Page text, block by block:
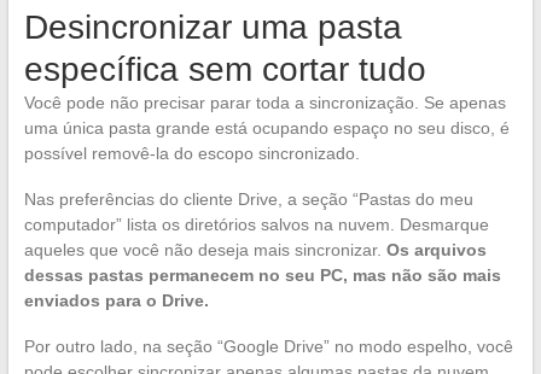
Desincronizar uma pasta
específica sem cortar tudo
Você pode não precisar parar toda a sincronização. Se apenas
uma única pasta grande está ocupando espaço no seu disco, é
possível removê-la do escopo sincronizado.
Nas preferências do cliente Drive, a seção “Pastas do meu
computador” lista os diretórios salvos na nuvem. Desmarque
aqueles que você não deseja mais sincronizar. Os arquivos
dessas pastas permanecem no seu PC, mas não são mais
enviados para o Drive.
Por outro lado, na seção “Google Drive” no modo espelho, você